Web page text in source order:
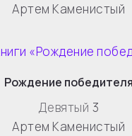
Артем Каменистый
Рождение победителя
Девятый 3
Артем Каменистый